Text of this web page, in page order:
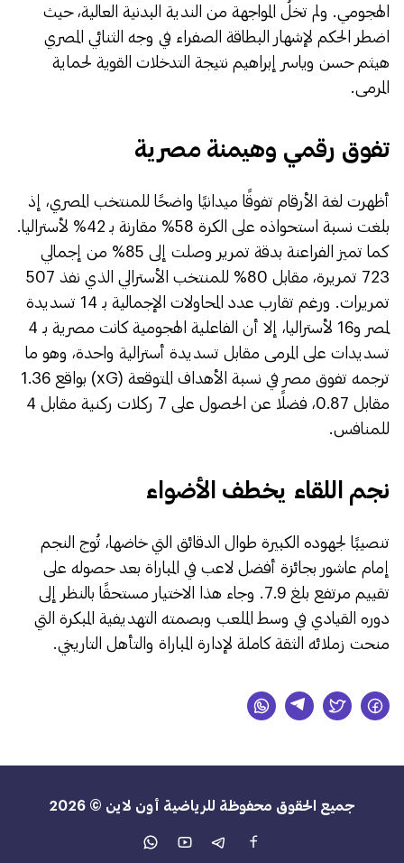
الهجومي. ولم تخلُ المواجهة من الندية البدنية العالية، حيث
اضطر الحكم لإشهار البطاقة الصفراء في وجه الثنائي المصري
هيثم حسن وياسر إبراهيم نتيجة التدخلات القوية لحماية
المرمى.
​تفوق رقمي وهيمنة مصرية
​أظهرت لغة الأرقام تفوقًا ميدانيًا واضحًا للمنتخب المصري، إذ
بلغت نسبة استحواذه على الكرة 58% مقارنة بـ 42% لأستراليا.
كما تميز الفراعنة بدقة تمرير وصلت إلى 85% من إجمالي
723 تمريرة، مقابل 80% للمنتخب الأسترالي الذي نفذ 507
تمريرات. ورغم تقارب عدد المحاولات الإجمالية بـ 14 تسديدة
لمصر و16 لأستراليا، إلا أن الفاعلية الهجومية كانت مصرية بـ 4
تسديدات على المرمى مقابل تسديدة أسترالية واحدة، وهو ما
ترجمه تفوق مصر في نسبة الأهداف المتوقعة (xG) بواقع 1.36
مقابل 0.87، فضلًا عن الحصول على 7 ركلات ركنية مقابل 4
للمنافس.
​نجم اللقاء يخطف الأضواء
​تنصيبًا لجهوده الكبيرة طوال الدقائق التي خاضها، تُوج النجم
إمام عاشور بجائزة أفضل لاعب في المباراة بعد حصوله على
تقييم مرتفع بلغ 7.9. وجاء هذا الاختيار مستحقًا بالنظر إلى
دوره القيادي في وسط الملعب وبصمته التهديفية المبكرة التي
منحت زملائه الثقة كاملة لإدارة المباراة والتأهل التاريخي.
جميع الحقوق محفوظة للرياضية أون لاين © 2026